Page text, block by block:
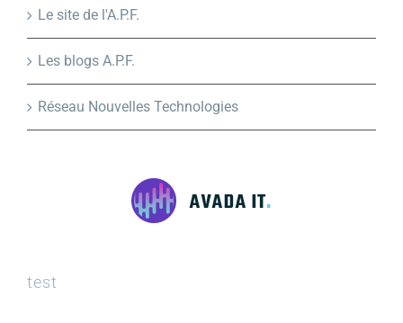
Le site de l'A.P.F.
Les blogs A.P.F.
Réseau Nouvelles Technologies
test